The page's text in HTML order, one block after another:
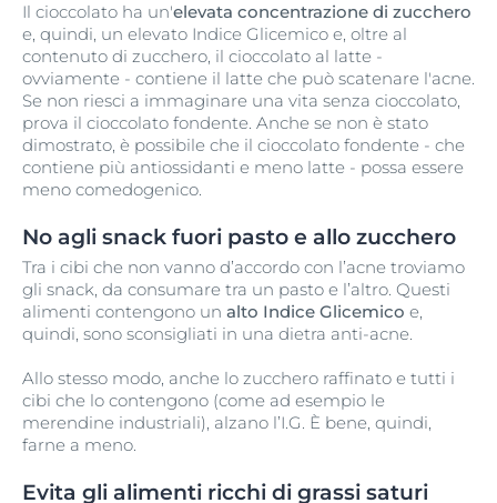
Il cioccolato ha un'elevata concentrazione di zucchero
e, quindi, un elevato Indice Glicemico e, oltre al
contenuto di zucchero, il cioccolato al latte -
ovviamente - contiene il latte che può scatenare l'acne.
Se non riesci a immaginare una vita senza cioccolato,
prova il cioccolato fondente. Anche se non è stato
dimostrato, è possibile che il cioccolato fondente - che
contiene più antiossidanti e meno latte - possa essere
meno comedogenico.
No agli snack fuori pasto e allo zucchero
Tra i cibi che non vanno d’accordo con l’acne troviamo
gli snack, da consumare tra un pasto e l’altro. Questi
alimenti contengono un alto Indice Glicemico e,
quindi, sono sconsigliati in una dietra anti-acne.
Allo stesso modo, anche lo zucchero raffinato e tutti i
cibi che lo contengono (come ad esempio le
merendine industriali), alzano l’I.G. È bene, quindi,
farne a meno.
Evita gli alimenti ricchi di grassi saturi